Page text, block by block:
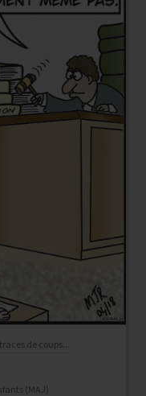
de coups...
(MAJ)